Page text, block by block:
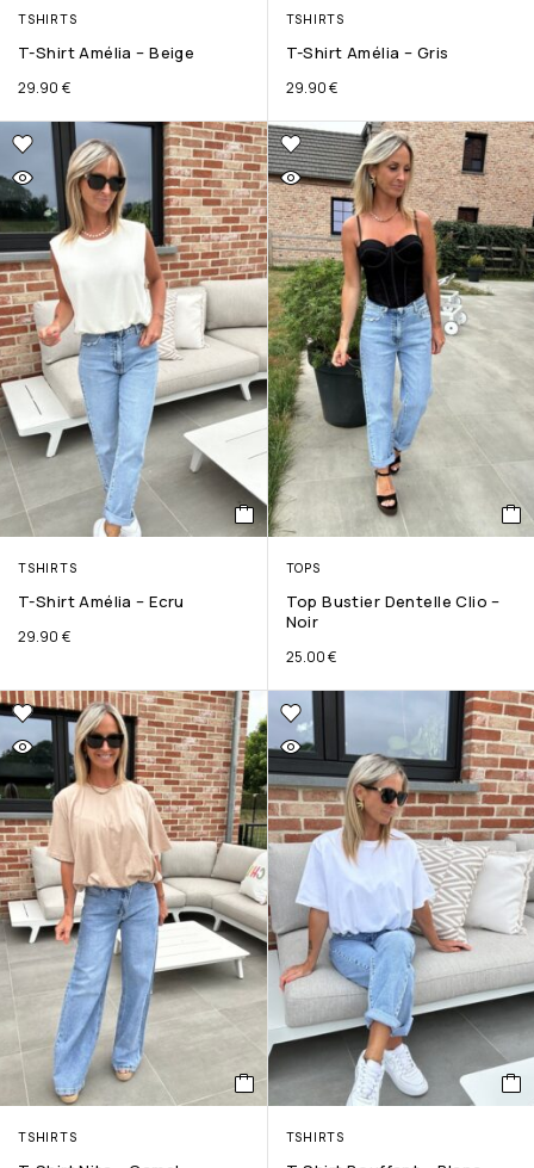
TSHIRTS
T-Shirt Amélia – Beige
29.90 €
TSHIRTS
T-Shirt Amélia – Gris
29.90€
TSHIRTS
T-Shirt Amélia – Ecru
29.90 €
TOPS
Top Bustier Dentelle Clio –
Noir
25.00€
TSHIRTS TSHIRTS